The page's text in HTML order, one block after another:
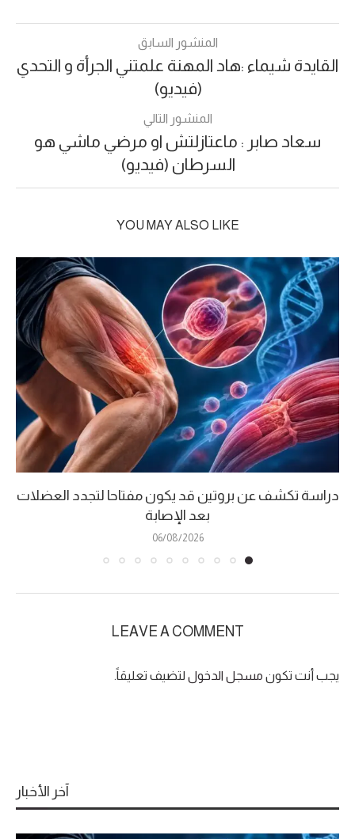
المنشور السابق
القايدة شيماء :هاد المهنة علمتني الجرأة و التحدي
(فيديو)
المنشور التالي
سعاد صابر : ماعتازلتش او مرضي ماشي هو
السرطان (فيديو)
YOU MAY ALSO LIKE
دراسة تكشف عن بروتين قد يكون مفتاحا لتجدد العضلات
بعد الإصابة
06/08/2026
LEAVE A COMMENT
يجب أنت تكون مسجل الدخول لتضيف تعليقاً.
آخر الأخبار